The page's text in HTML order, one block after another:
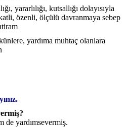
yararlılığı, kutsallığı dolayısıyla
özenli, ölçülü davranmaya sebep
yardıma muhtaç olanlara
de yardımsevermiş.